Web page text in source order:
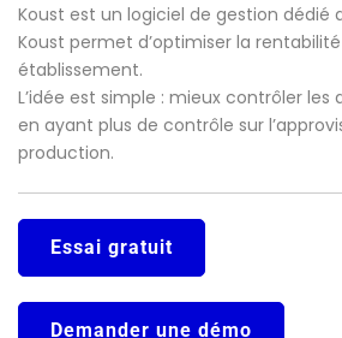
Koust est un logiciel de gestion dédié
Koust permet d’optimiser la
établissement.
L’idée est simple : mieux contrôler
en ayant plus de contrôle sur
production.
Essai gratuit
Demander une démo